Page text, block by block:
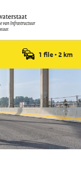
1 file•2 km